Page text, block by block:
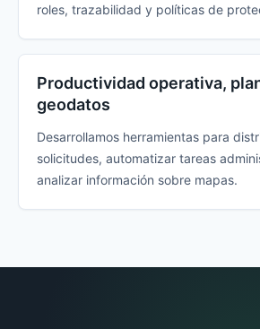
roles, trazabilidad y políticas de
Productividad operativa,
geodatos
Desarrollamos herramientas para
solicitudes, automatizar tareas
analizar información sobre mapas.